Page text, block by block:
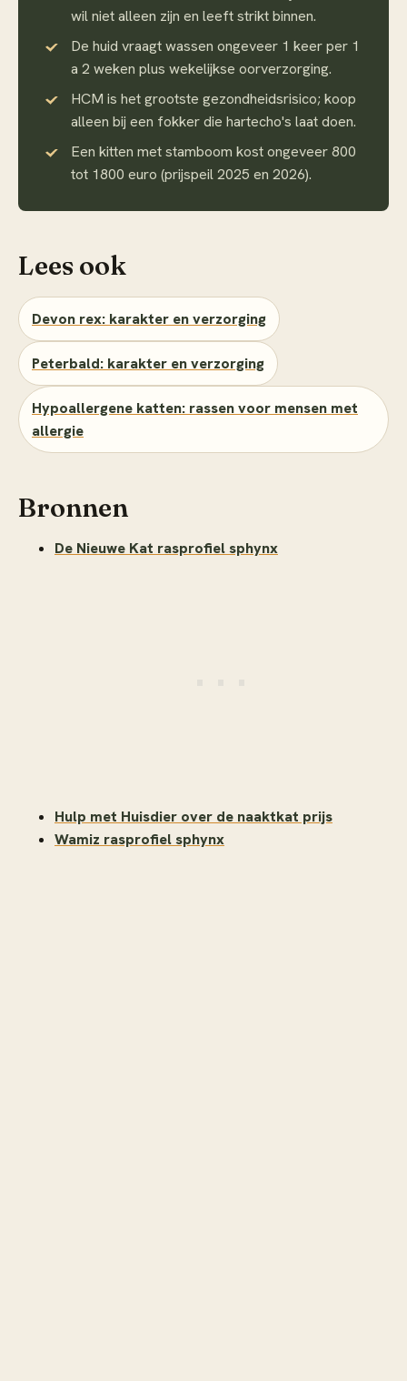
wil niet alleen zijn en leeft strikt binnen.
De huid vraagt wassen ongeveer 1 keer per 1
a 2 weken plus wekelijkse oorverzorging.
HCM is het grootste gezondheidsrisico; koop
alleen bij een fokker die hartecho's laat doen.
Een kitten met stamboom kost ongeveer 800
tot 1800 euro (prijspeil 2025 en 2026).
Lees ook
Devon rex: karakter en verzorging
Peterbald: karakter en verzorging
Hypoallergene katten: rassen voor mensen met
allergie
Bronnen
De Nieuwe Kat rasprofiel sphynx
Hulp met Huisdier over de naaktkat prijs
Wamiz rasprofiel sphynx